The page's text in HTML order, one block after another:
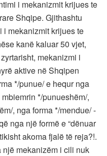
i mekanizmit krijues te
Shqipe. Gjithashtu
mekanizmit krijues te
kanë kaluar 50 vjet,
mekanizmi i
aktive në Shqipen
*/punue/ e hequr nga
*/punueshëm/,
, nga forma */mendue/ -
nga një formë e “dënuar
akoma fjalë të reja?!.
mekanizëm i cili nuk